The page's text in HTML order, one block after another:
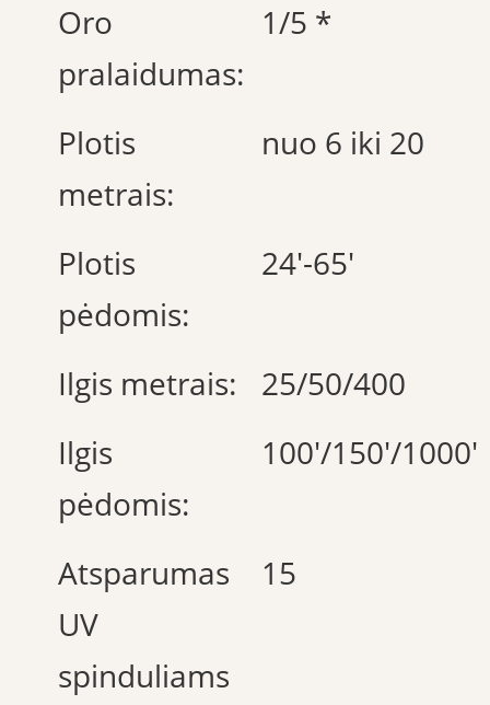
Oro
pralaidumas:
1/5 *
Plotis
metrais:
nuo 6 iki 20
Plotis
pėdomis:
24'-65'
Ilgis metrais:
25/50/400
Ilgis
pėdomis:
100'/150'/1000'
Atsparumas
UV
spinduliams
15